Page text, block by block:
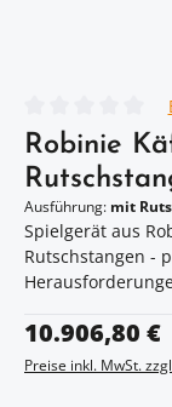
Durchschnittliche
Robinie
Ausführung: mit
Spielgerät aus
Rutschstangen -
Regulärer Preis:
10.906,80 €
Preise inkl. MwSt.